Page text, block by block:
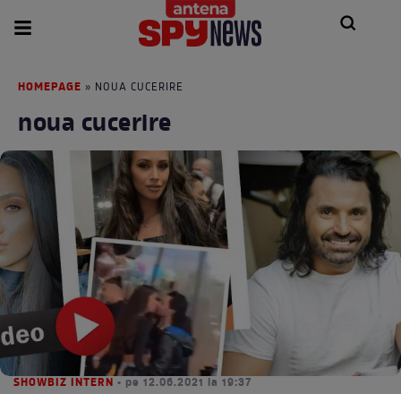
HOMEPAGE » NOUA CUCERIRE
noua cucerire
SHOWBIZ INTERN • pe 12.06.2021 la 19:37